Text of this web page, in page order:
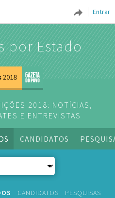
Entrar
por Estado
2018: NOTÍCIAS,
E ENTREVISTAS
CANDIDATOS
CANDIDATOS PESQUISAS